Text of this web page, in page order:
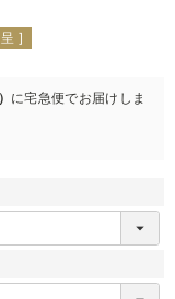
]
に宅急便でお届けしま